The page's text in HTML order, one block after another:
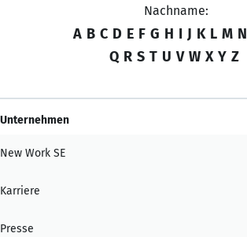
Nachname:
A B C D E F G H I J K L M N
Q R S T U V W X Y Z
Unternehmen
New Work SE
Karriere
Presse